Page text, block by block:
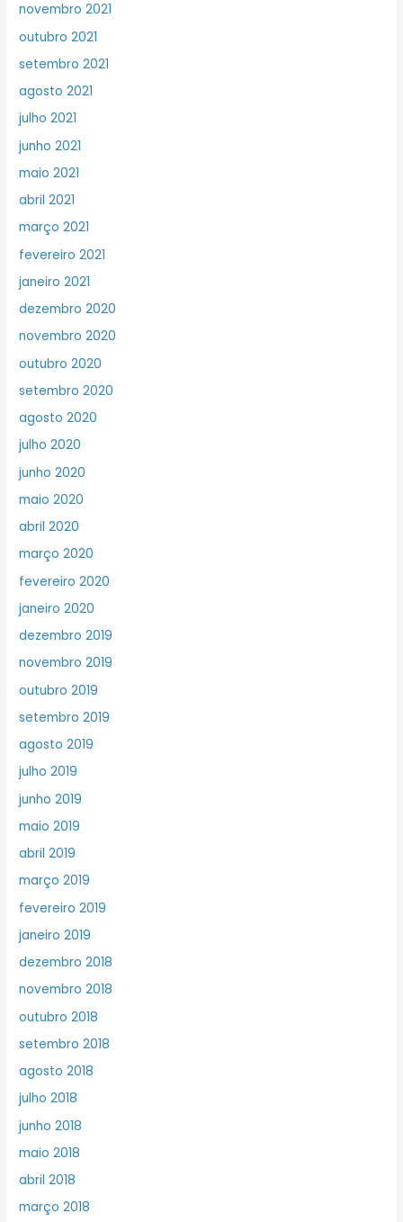
novembro 2021
outubro 2021
setembro 2021
agosto 2021
julho 2021
junho 2021
maio 2021
abril 2021
março 2021
fevereiro 2021
janeiro 2021
dezembro 2020
novembro 2020
outubro 2020
setembro 2020
agosto 2020
julho 2020
junho 2020
maio 2020
abril 2020
março 2020
fevereiro 2020
janeiro 2020
dezembro 2019
novembro 2019
outubro 2019
setembro 2019
agosto 2019
julho 2019
junho 2019
maio 2019
abril 2019
março 2019
fevereiro 2019
janeiro 2019
dezembro 2018
novembro 2018
outubro 2018
setembro 2018
agosto 2018
julho 2018
junho 2018
maio 2018
abril 2018
março 2018